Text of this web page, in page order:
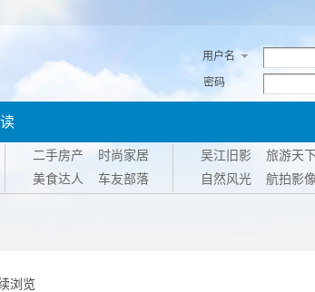
用户名
密码
二手房产
时尚家居
美食达人
车友部落
吴江旧影
旅游天下
自然风光
航拍影像
浏览